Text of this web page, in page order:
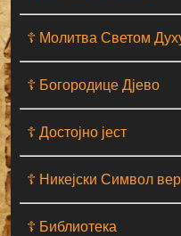
☦ Молитва Светом
☦ Богородице Дјево
☦ Достојно јест
☦ Никејски Символ
☦ Библиотека